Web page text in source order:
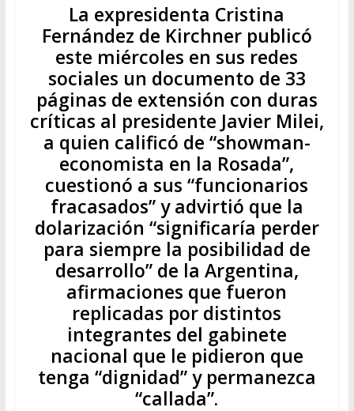
La expresidenta Cristina
Fernández de Kirchner publicó
este miércoles en sus redes
sociales un documento de 33
páginas de extensión con duras
críticas al presidente Javier Milei,
a quien calificó de “showman-
economista en la Rosada”,
cuestionó a sus “funcionarios
fracasados” y advirtió que la
dolarización “significaría perder
para siempre la posibilidad de
desarrollo” de la Argentina,
afirmaciones que fueron
replicadas por distintos
integrantes del gabinete
nacional que le pidieron que
tenga “dignidad” y permanezca
“callada”.